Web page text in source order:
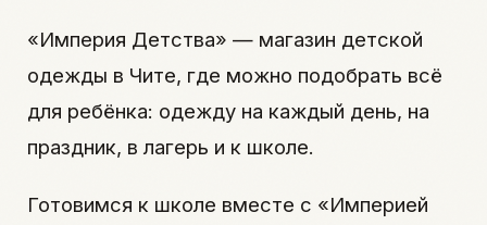
«Империя Детства» — магазин детской
одежды в Чите, где можно подобрать всё
для ребёнка: одежду на каждый день, на
праздник, в лагерь и к школе.
Готовимся к школе вместе с «Империей